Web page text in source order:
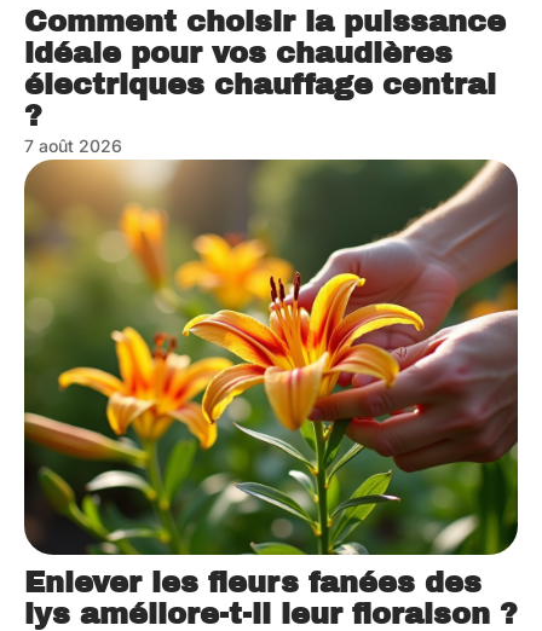
Comment choisir la puissance
idéale pour vos chaudières
électriques chauffage central
?
7 août 2026
Enlever les fleurs fanées des
lys améliore-t-il leur floraison ?